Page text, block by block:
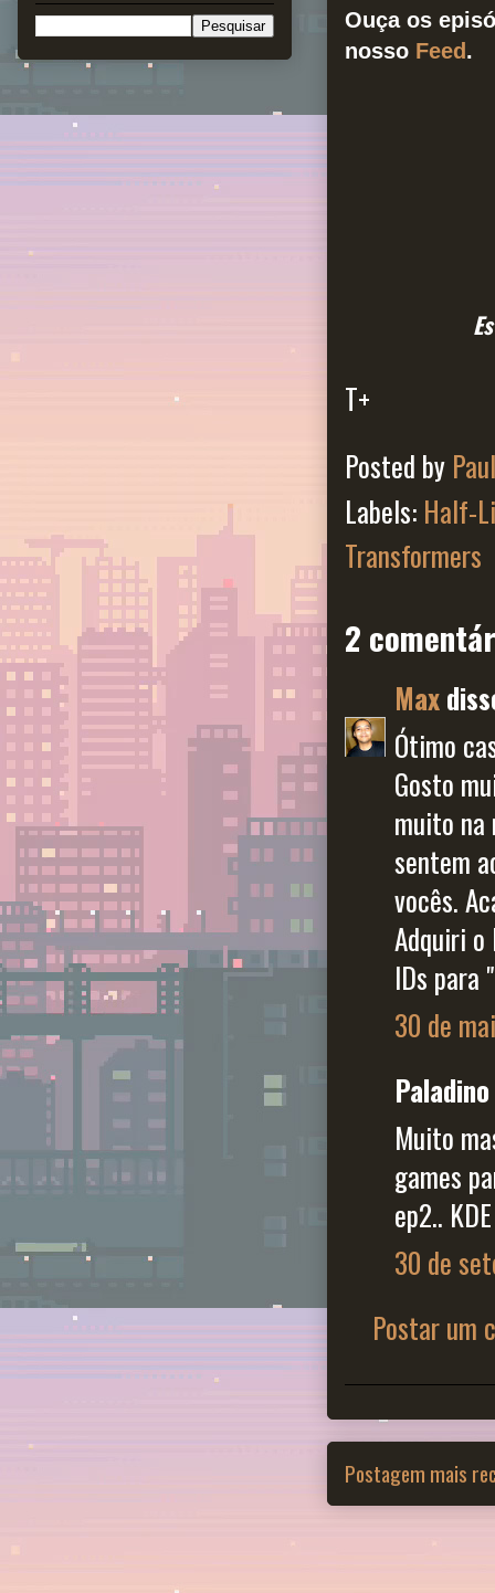
Ouça os
nosso Feed.
T+
Posted by
Labels: Half-
Transformers
2
Max
Ótimo
Gosto
muito na
sentem
vocês.
Adquiri o
IDs para
30 de
Muito
games
ep2..
30 de
Postar um
Postagem mais